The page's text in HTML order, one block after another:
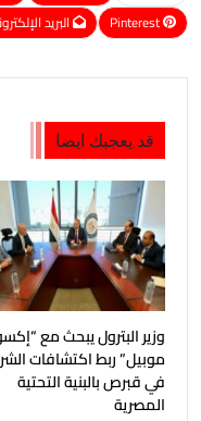
Pinterest
البريد
قد يعجبك ايضا
وزير البترول يبحث مع
موبيل” ربط اكتشافات
في قبرص بالبنية التحتية
المصرية